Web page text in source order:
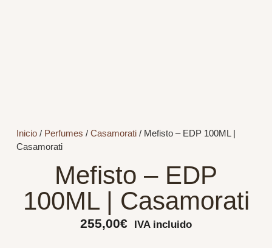
Inicio/ Perfumes / Casamorati/ Mefisto – EDP 100ML |
Casamorati
Mefisto – EDP
100ML | Casamorati
255,00€ IVA incluido